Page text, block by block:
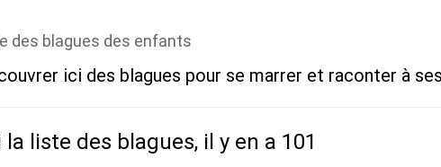
des blagues des enfants
ici des blagues pour se marrer et raconter à
la liste des blagues, il y en a 101